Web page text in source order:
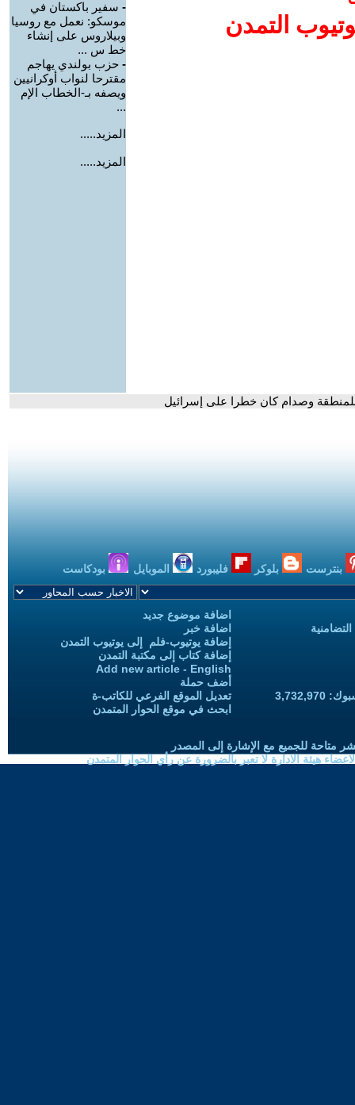
التمدن
- سفير باكستان في
موسكو: نعمل مع روسيا
وبيلاروس على إنشاء
خط س ...
- حزب بولندي يهاجم
مقترحا لنواب أوكرانيين
ويصفه بـ-الخطاب الإم
...
المزيد.....
المزيد.....
وصدام كان خطرا على إسرائيل
بنترست بلوكر فليبورد الموبايل بودكاست
اضافة موضوع جديد
اضافة خبر
إضافة يوتيوب-فلم إلى يوتيوب التمدن
إضافة كتاب إلى مكتبة التمدن
Add new article - English
أضف حملة
تعديل الموقع الفرعي للكاتب-ة
ابحث في موقع الحوار المتمدن
متاحة للجميع مع الإشارة إلى المصدر
هيئة الادارة لا تعبر بالضرورة عن رأي الحوار المتمدن